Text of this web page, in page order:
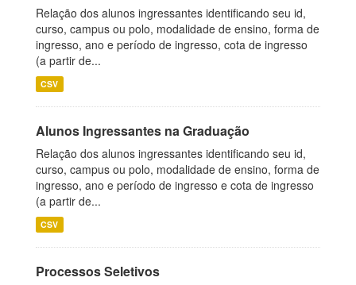
Relação dos alunos ingressantes identificando seu id,
curso, campus ou polo, modalidade de ensino, forma de
ingresso, ano e período de ingresso, cota de ingresso
(a partir de...
CSV
Alunos Ingressantes na Graduação
Relação dos alunos ingressantes identificando seu id,
curso, campus ou polo, modalidade de ensino, forma de
ingresso, ano e período de ingresso e cota de ingresso
(a partir de...
CSV
Processos Seletivos